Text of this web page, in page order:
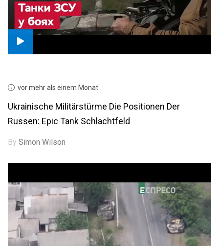
vor mehr als einem Monat
Ukrainische Militärstürme Die Positionen Der
Russen: Epic Tank Schlachtfeld
BySimon Wilson